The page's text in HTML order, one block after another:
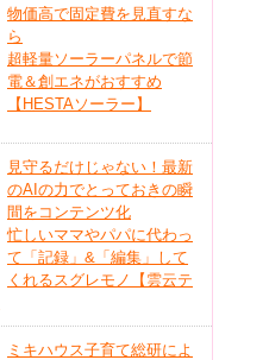
物価高で固定費を見直すな
ら
超軽量ソーラーパネルで節
電＆創エネがおすすめ
【HESTAソーラー】
見守るだけじゃない！最新
のAIの力でとっておきの瞬
間をコンテンツ化
忙しいママやパパに代わっ
て「記録」&「編集」して
くれるスグレモノ【雲云テ
ミキハウス子育て総研によ